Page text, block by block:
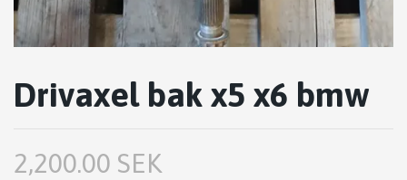
Drivaxel bak x5 x6 bmw
2,200.00 SEK